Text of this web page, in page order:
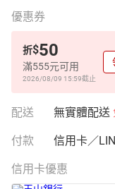
優惠券
折$50
滿555元可用
2026/08/09 15:59截止
配送 無實體配送
付款 信用卡／
信用卡優惠